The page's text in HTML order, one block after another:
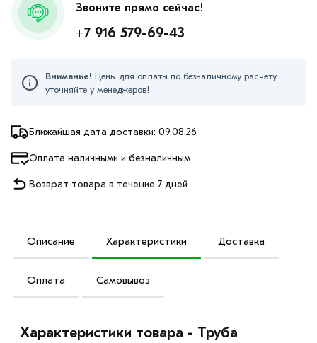
Ближайшая дата доставки: 09.08.26
Оплата наличными и безналичным
Возврат товара в течение 7 дней
Звоните прямо сейчас!
+7 916 579-69-43
Внимание! Цены для оплаты по безналичному расчету
уточняйте у менеджеров!
Описание Характеристики Доставка
Оплата Самовывоз
Характеристики товара - Труба